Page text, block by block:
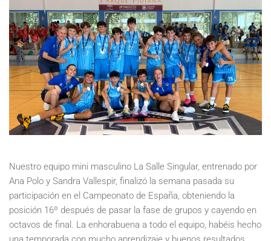
Nuestro equipo mini masculino La Salle Singular, entrenado por
Ana Polo y Sandra Vallespir, finalizó la semana pasada su
participación en el Campeonato de España, obteniendo la
posición 16º después de pasar la fase de grupos y cayendo en
octavos de final. La enhorabuena a todo el equipo, habéis hecho